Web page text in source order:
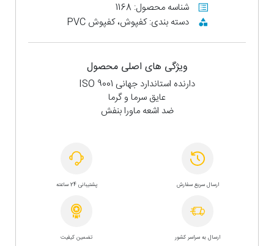
شناسه محصول: 1168
دسته بندی: کفپوش، کفپوش PVC
ویژگی های اصلی محصول
دارنده استاندارد جهانی ISO 9001
عایق سرما و گرما
ضد اشعه ماورا بنفش
ارسال سریع سفارش پشتیبانی 24 ساعته
ارسال به سراسر کشور تضمین کیفیت